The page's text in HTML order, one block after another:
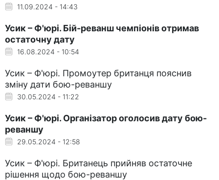
11.09.2024 - 14:43
Усик – Ф'юрі. Бій-реванш чемпіонів отримав
остаточну дату
16.08.2024 - 10:54
Усик – Ф'юрі. Промоутер британця пояснив
зміну дати бою-реваншу
30.05.2024 - 11:22
Усик – Ф'юрі. Організатор оголосив дату бою-
реваншу
29.05.2024 - 12:58
Усик – Ф'юрі. Британець прийняв остаточне
рішення щодо бою-реваншу